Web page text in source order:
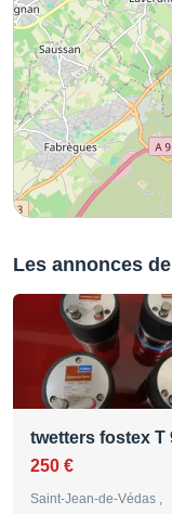
Les annonces
twetters fostex T
250 €
Saint-Jean-de-Védas ,